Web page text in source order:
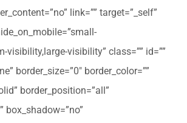
link=”” target=”_self”
visibility,large-visibility” class=”” id=””
border_size=”0″ border_color=””
border_position=”all”
box_shadow=”no”